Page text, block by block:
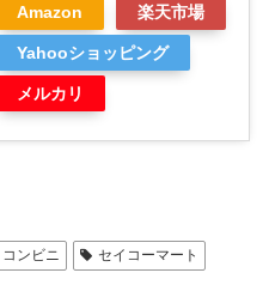
Amazon 楽天市場
Yahooショッピング
メルカリ
コンビニ セイコーマート